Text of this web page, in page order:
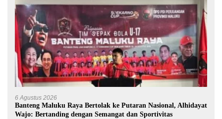
6 Agustus 2026
Banteng Maluku Raya Bertolak ke Putaran Nasional, Alhidayat
Wajo: Bertanding dengan Semangat dan Sportivitas